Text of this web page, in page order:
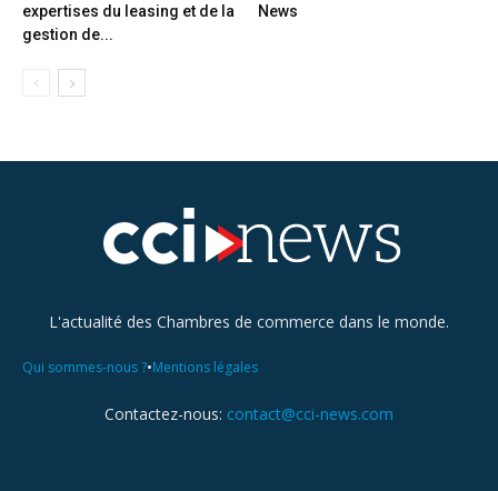
expertises du leasing et de la
gestion de...
News
L'actualité des Chambres de commerce dans le monde.
Qui sommes-nous ?•Mentions légales
Contactez-nous: contact@cci-news.com